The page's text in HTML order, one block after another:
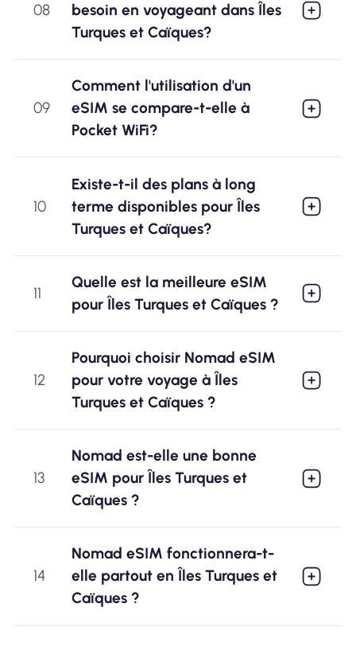
08
besoin en voyageant dans Îles
Turques et Caïques?
09
Comment l'utilisation d'un
eSIM se compare-t-elle à
Pocket WiFi?
10
Existe-t-il des plans à long
terme disponibles pour Îles
Turques et Caïques?
11
Quelle est la meilleure eSIM
pour Îles Turques et Caïques ?
12
Pourquoi choisir Nomad eSIM
pour votre voyage à Îles
Turques et Caïques ?
13
Nomad est-elle une bonne
eSIM pour Îles Turques et
Caïques ?
14
Nomad eSIM fonctionnera-t-
elle partout en Îles Turques et
Caïques ?